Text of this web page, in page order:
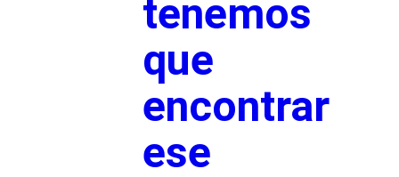
tenemos
que
encontrar
ese